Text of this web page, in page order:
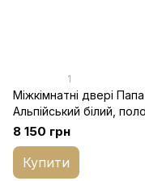
1
Міжкімнатні двері
Альпійський білий,
8 150 грн
Купити